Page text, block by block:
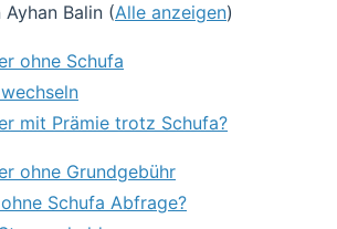
Balin (Alle anzeigen)
ohne Schufa
mit Prämie trotz Schufa?
ohne Grundgebühr
Schufa Abfrage?